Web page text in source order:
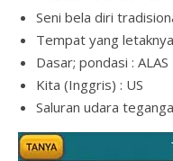
Seni bela diri
Tempat yang
Dasar; pondasi : ALAS
Kita (Inggris) : US
Saluran udara